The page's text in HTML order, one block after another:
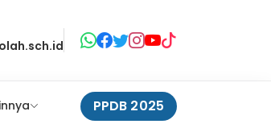
PPDB 2025